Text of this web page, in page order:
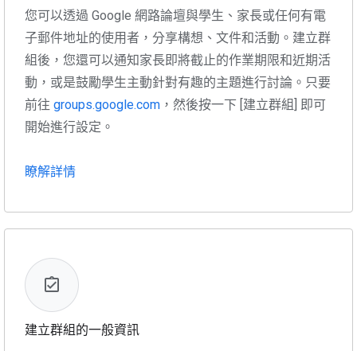
您可以透過 Google 網路論壇與學生、家長或任何有電
子郵件地址的使用者，分享構想、文件和活動。建立群
組後，您還可以通知家長即將截止的作業期限和近期活
動，或是鼓勵學生主動針對有趣的主題進行討論。只要
前往 groups.google.com ，然後按一下 [建立群組] 即可
開始進行設定。
瞭解詳情
建立群組的一般資訊